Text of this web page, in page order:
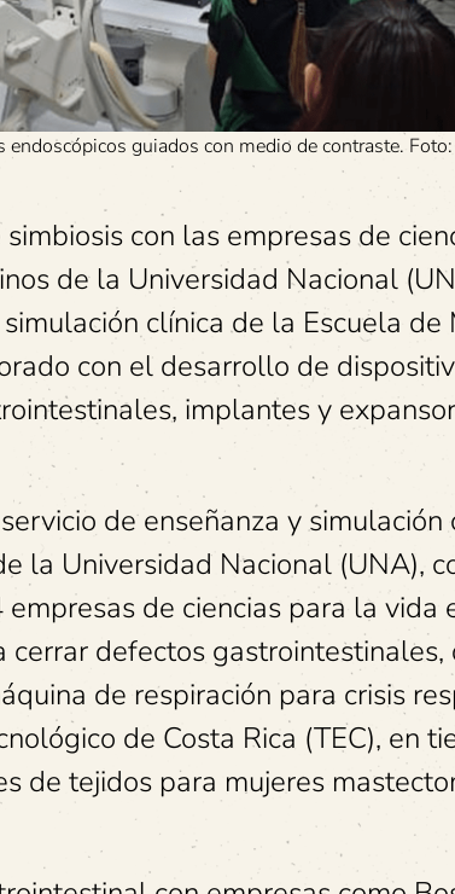
guiados con medio de contraste.
con las empresas de
de la Universidad Nacional
clínica de la Escuela de
con el desarrollo de
implantes y
de enseñanza y simulación
la Universidad Nacional (UNA),
de ciencias para la vida
defectos gastrointestinales,
de respiración para crisis
de Costa Rica (TEC), en
de tejidos para mujeres